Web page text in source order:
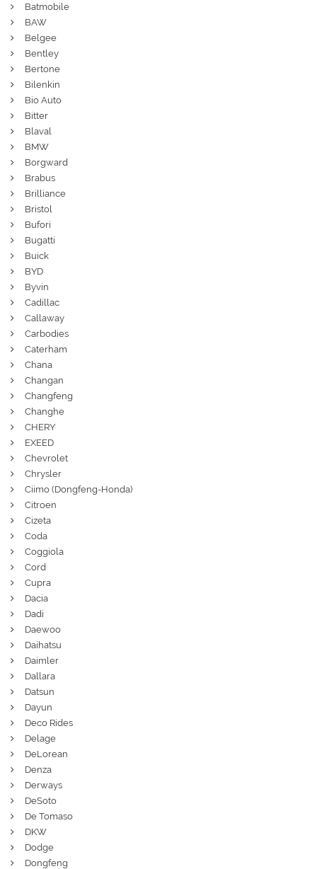
Batmobile
BAW
Belgee
Bentley
Bertone
Bilenkin
Bio Auto
Bitter
Blaval
BMW
Borgward
Brabus
Brilliance
Bristol
Bufori
Bugatti
Buick
BYD
Byvin
Cadillac
Callaway
Carbodies
Caterham
Chana
Changan
Changfeng
Changhe
CHERY
EXEED
Chevrolet
Chrysler
Ciimo (Dongfeng-Honda)
Citroen
Cizeta
Coda
Coggiola
Cord
Cupra
Dacia
Dadi
Daewoo
Daihatsu
Daimler
Dallara
Datsun
Dayun
Deco Rides
Delage
DeLorean
Denza
Derways
DeSoto
De Tomaso
DKW
Dodge
Dongfeng